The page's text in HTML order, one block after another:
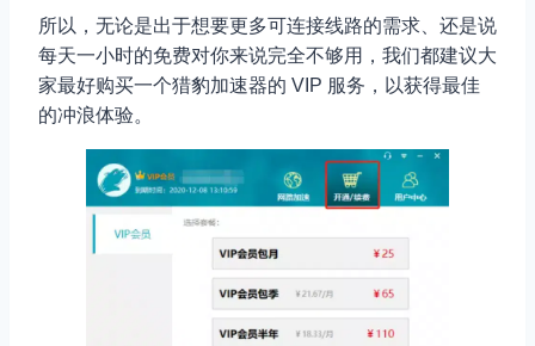
所以，无论是出于想要更多可连接线路的需求、还是说
每天一小时的免费对你来说完全不够用，我们都建议大
家最好购买一个猎豹加速器的 VIP 服务，以获得最佳
的冲浪体验。